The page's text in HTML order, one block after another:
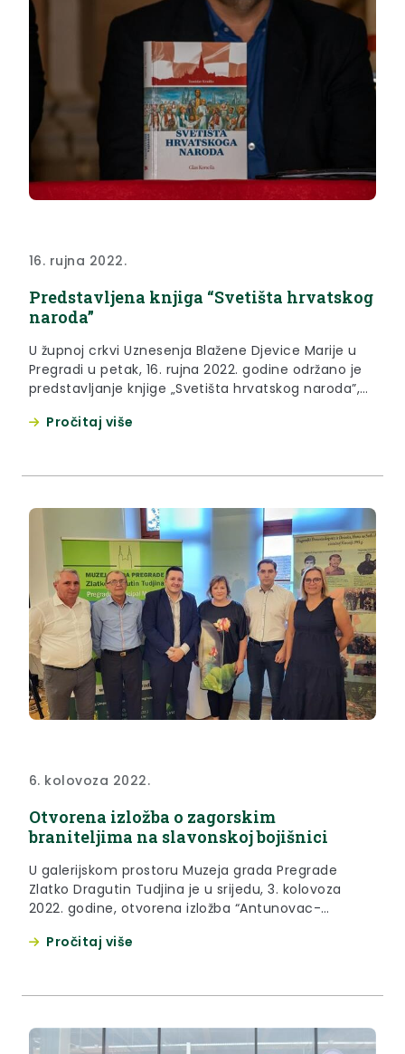
16. rujna 2022.
Predstavljena knjiga “Svetišta hrvatskog
naroda”
U župnoj crkvi Uznesenja Blažene Djevice Marije u
Pregradi u petak, 16. rujna 2022. godine održano je
predstavljanje knjige „Svetišta hrvatskog naroda”,
Pročitaj više
6. kolovoza 2022.
Otvorena izložba o zagorskim
braniteljima na slavonskoj bojišnici
U galerijskom prostoru Muzeja grada Pregrade
Zlatko Dragutin Tudjina je u srijedu, 3. kolovoza
2022. godine, otvorena izložba “Antunovac-
bojišnici“.
Pročitaj više